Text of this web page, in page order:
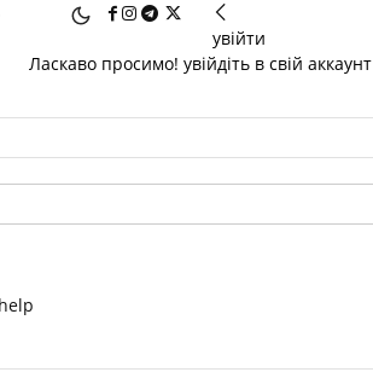
увійти
Ласкаво просимо! увійдіть в свій аккаунт